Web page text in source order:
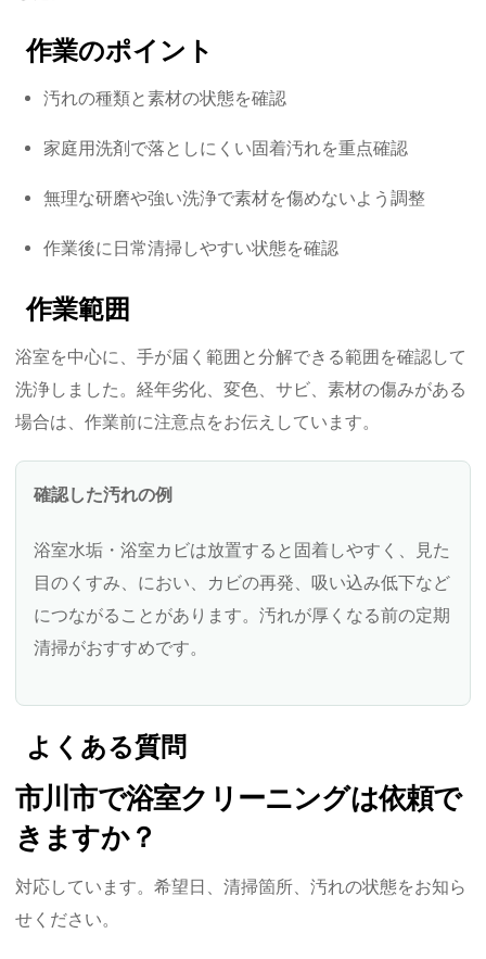
作業のポイント
汚れの種類と素材の状態を確認
家庭用洗剤で落としにくい固着汚れを重点確認
無理な研磨や強い洗浄で素材を傷めないよう調整
作業後に日常清掃しやすい状態を確認
作業範囲
浴室を中心に、手が届く範囲と分解できる範囲を確認して
洗浄しました。経年劣化、変色、サビ、素材の傷みがある
場合は、作業前に注意点をお伝えしています。
確認した汚れの例
浴室水垢・浴室カビは放置すると固着しやすく、見た
目のくすみ、におい、カビの再発、吸い込み低下など
につながることがあります。汚れが厚くなる前の定期
清掃がおすすめです。
よくある質問
市川市で浴室クリーニングは依頼で
きますか？
対応しています。希望日、清掃箇所、汚れの状態をお知ら
せください。